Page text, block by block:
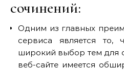
сочинений:
Одним из главных
сервиса является то,
широкий выбор тем для
веб-сайте имеется